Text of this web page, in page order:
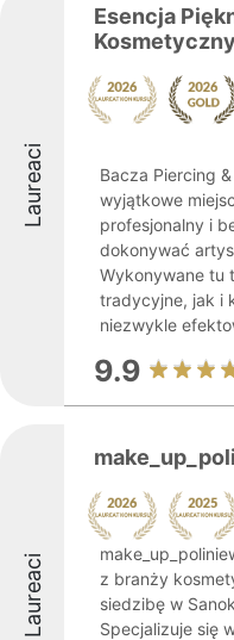
Laureaci
Esencja
Kosmetyczny
Bacza Piercing
wyjątkowe
profesjonalny i
dokonywać
Wykonywane tu
tradycyjne, jak i
niezwykle
9.9
Laureaci
z branży
siedzibę w
Specjalizuje się